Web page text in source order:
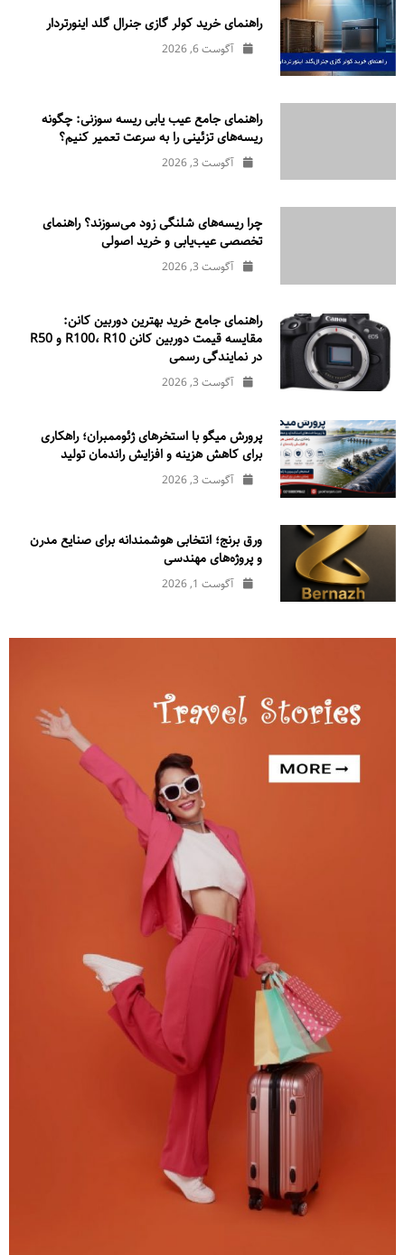
راهنمای خرید کولر گازی جنرال‌ گلد اینورتر‌دار
آگوست 6, 2026
راهنمای جامع عیب یابی ریسه سوزنی: چگونه
ریسه‌های تزئینی را به سرعت تعمیر کنیم؟
آگوست 3, 2026
چرا ریسه‌های شلنگی زود می‌سوزند؟ راهنمای
تخصصی عیب‌یابی و خرید اصولی
آگوست 3, 2026
راهنمای جامع خرید بهترین دوربین کانن:
مقایسه قیمت دوربین کانن R100، R10 و R50
در نمایندگی رسمی
آگوست 3, 2026
پرورش میگو با استخرهای ژئوممبران؛ راهکاری
برای کاهش هزینه و افزایش راندمان تولید
آگوست 3, 2026
ورق برنج؛ انتخابی هوشمندانه برای صنایع مدرن
و پروژه‌های مهندسی
آگوست 1, 2026